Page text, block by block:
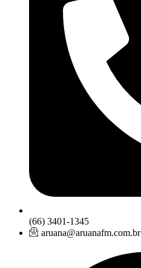
(66) 3401-1345
aruana@aruanafm.com.br